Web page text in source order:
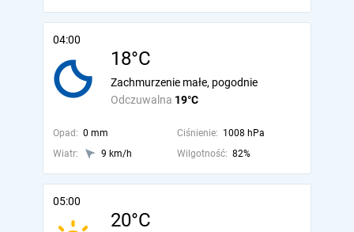
04:00
18°C
Odczuwalna 19°C
Zachmurzenie małe, pogodnie
Opad: 0 mm Ciśnienie: 1008 hPa
Wiatr:
9 km/h Wilgotność: 82%
05:00
20°C